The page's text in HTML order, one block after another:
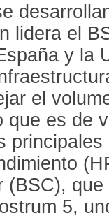
lidera el
y la
el
que es de
(BSC),
5,